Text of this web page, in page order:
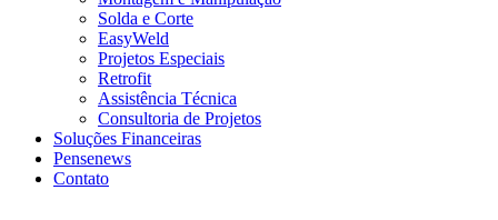
Solda e Corte
EasyWeld
Projetos Especiais
Retrofit
Assistência Técnica
Consultoria de Projetos
Soluções Financeiras
Pensenews
Contato